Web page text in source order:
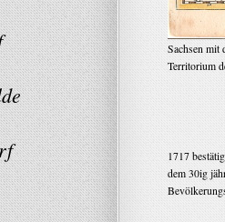
Sachsen mit
Territorium
1717
dem 30ig